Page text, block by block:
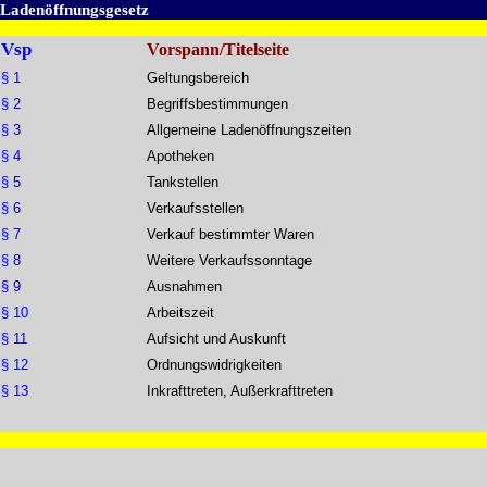
Ladenöffnungsgesetz
Vsp Vorspann/Titelseite
§ 1
§ 2
§ 3
§ 4
§ 5
§ 6
§ 7
§ 8
§ 9
§ 10
§ 11
§ 12
§ 13
Geltungsbereich
Begriffsbestimmungen
Allgemeine Ladenöffnungszeiten
Apotheken
Tankstellen
Verkaufsstellen
Verkauf bestimmter Waren
Weitere Verkaufssonntage
Ausnahmen
Arbeitszeit
Aufsicht und Auskunft
Ordnungswidrigkeiten
Inkrafttreten, Außerkrafttreten